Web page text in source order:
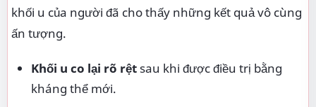
khối u của người đã cho thấy những kết quả vô cùng
ấn tượng.
Khối u co lại rõ rệtsau khi được điều trị bằng
kháng thể mới.